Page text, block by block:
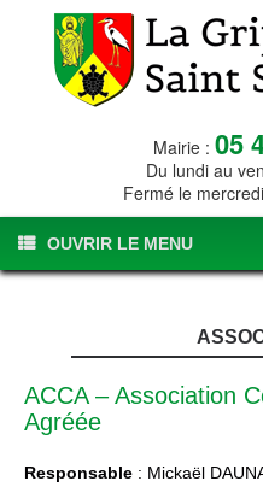
Mairie : 05
Du lundi au
Fermé le
OUVRIR LE MENU
ACCA – Association
Agréée
Responsable : Mickaël